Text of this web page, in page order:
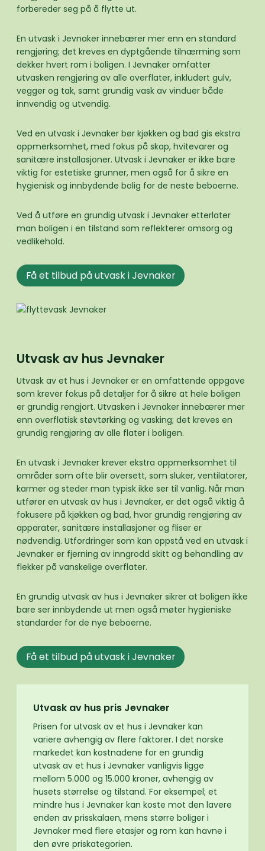
forbereder seg på å flytte ut.
En utvask i Jevnaker innebærer mer enn en standard
rengjøring; det kreves en dyptgående tilnærming som
dekker hvert rom i boligen. I Jevnaker omfatter
utvasken rengjøring av alle overflater, inkludert gulv,
vegger og tak, samt grundig vask av vinduer både
innvendig og utvendig.
Ved en utvask i Jevnaker bør kjøkken og bad gis ekstra
oppmerksomhet, med fokus på skap, hvitevarer og
sanitære installasjoner. Utvask i Jevnaker er ikke bare
viktig for estetiske grunner, men også for å sikre en
hygienisk og innbydende bolig for de neste beboerne.
Ved å utføre en grundig utvask i Jevnaker etterlater
man boligen i en tilstand som reflekterer omsorg og
vedlikehold.
Få et tilbud på utvask i Jevnaker
Utvask av hus Jevnaker
Utvask av et hus i Jevnaker er en omfattende oppgave
som krever fokus på detaljer for å sikre at hele boligen
er grundig rengjort. Utvasken i Jevnaker innebærer mer
enn overflatisk støvtørking og vasking; det kreves en
grundig rengjøring av alle flater i boligen.
En utvask i Jevnaker krever ekstra oppmerksomhet til
områder som ofte blir oversett, som sluker, ventilatorer,
karmer og steder man typisk ikke ser til vanlig. Når man
utfører en utvask av hus i Jevnaker, er det også viktig å
fokusere på kjøkken og bad, hvor grundig rengjøring av
apparater, sanitære installasjoner og fliser er
nødvendig. Utfordringer som kan oppstå ved en utvask i
Jevnaker er fjerning av inngrodd skitt og behandling av
flekker på vanskelige overflater.
En grundig utvask av hus i Jevnaker sikrer at boligen ikke
bare ser innbydende ut men også møter hygieniske
standarder for de nye beboerne.
Få et tilbud på utvask i Jevnaker
Utvask av hus pris Jevnaker
Prisen for utvask av et hus i Jevnaker kan
variere avhengig av flere faktorer. I det norske
markedet kan kostnadene for en grundig
utvask av et hus i Jevnaker vanligvis ligge
mellom 5.000 og 15.000 kroner, avhengig av
husets størrelse og tilstand. For eksempel; et
mindre hus i Jevnaker kan koste mot den lavere
enden av prisskalaen, mens større boliger i
Jevnaker med flere etasjer og rom kan havne i
den øvre priskategorien.